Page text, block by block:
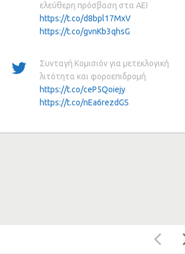
ελεύθερη πρόσβαση στα ΑΕΙ
https://t.co/d8bpl17MxV
https://t.co/gvnKb3qhsG
Συνταγή Κομισιόν για μετεκλογική
λιτότητα και φοροεπιδρομή
https://t.co/ceP5Qoiejy
https://t.co/nEa6rezdGS